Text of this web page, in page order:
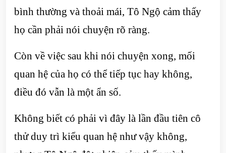
bình thường và thoải mái, Tô Ngộ cảm thấy
họ cần phải nói chuyện rõ ràng.
Còn về việc sau khi nói chuyện xong, mối
quan hệ của họ có thể tiếp tục hay không,
điều đó vẫn là một ẩn số.
Không biết có phải vì đây là lần đầu tiên cô
thử duy trì kiểu quan hệ như vậy không,